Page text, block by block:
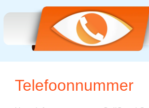
Telefoonnummer